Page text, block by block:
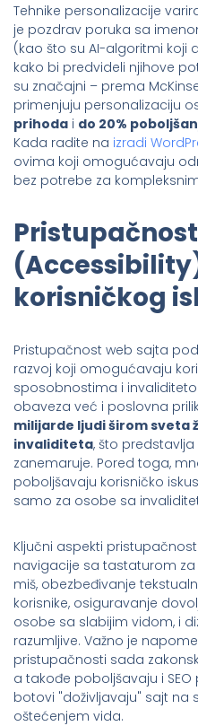
Tehnike personalizacije
je pozdrav poruka sa
(kao što su AI-algoritmi koji
kako bi predvideli njihove
su značajni – prema
primenjuju personalizaciju
prihoda i do 20%
Kada radite na izradi
ovima koji omogućavaju
bez potrebe za
Pristupačnost
korisničkog
Pristupačnost web sajta
razvoj koji omogućavaju
sposobnostima i
obaveza već i poslovna
milijarde ljudi širom sveta
invaliditeta, što
zanemaruje. Pored toga,
poboljšavaju korisničko
samo za osobe sa
Ključni aspekti
navigacije sa tastaturom
miš, obezbeđivanje
korisnike, osiguravanje
osobe sa slabijim vidom, i
razumljive. Važno je
pristupačnosti sada
a takođe poboljšavaju i
botovi "doživljavaju" sajt na
oštećenjem vida.